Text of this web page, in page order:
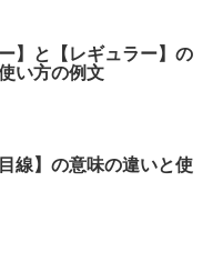
】と【レギュラー】の
い方の例文
線】の意味の違いと使